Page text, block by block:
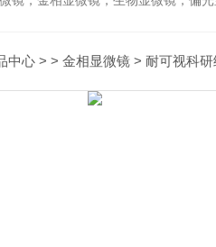
中心 > > 金相显微镜 > 耐可视科